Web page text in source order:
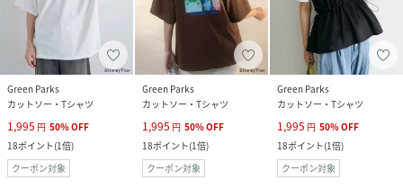
Green Parks
カットソー・Tシャツ
1,995 円 50%OFF
18ポイント(1倍)
クーポン対象
Green Parks
カットソー・Tシャツ
1,995 円 50%OFF
18ポイント(1倍)
クーポン対象
Green Parks
カットソー・Tシャツ
1,995 円 50%OFF
18ポイント(1倍)
クーポン対象